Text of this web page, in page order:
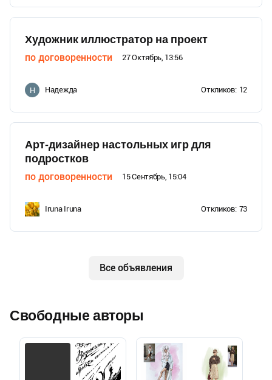
Художник иллюстратор на проект
по договоренности 27 Октябрь, 13:56
Н Надежда Откликов: 12
Арт-дизайнер настольных игр для
подростков
по договоренности 15 Сентябрь, 15:04
Iruna Iruna Откликов: 73
Все объявления
Свободные авторы